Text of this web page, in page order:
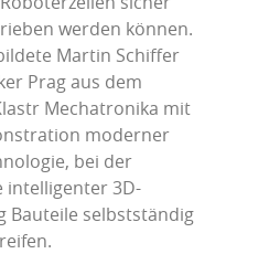
werden können.
Martin Schiffer
Prag aus dem
Mechatronika mit
moderner
bei der
intelligenter 3D-
Bauteile selbstständig